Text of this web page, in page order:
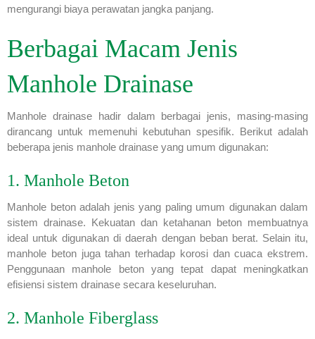
mengurangi biaya perawatan jangka panjang.
Berbagai Macam Jenis
Manhole Drainase
Manhole drainase hadir dalam berbagai jenis, masing-masing
dirancang untuk memenuhi kebutuhan spesifik. Berikut adalah
beberapa jenis manhole drainase yang umum digunakan:
1. Manhole Beton
Manhole beton adalah jenis yang paling umum digunakan dalam
sistem drainase. Kekuatan dan ketahanan beton membuatnya
ideal untuk digunakan di daerah dengan beban berat. Selain itu,
manhole beton juga tahan terhadap korosi dan cuaca ekstrem.
Penggunaan manhole beton yang tepat dapat meningkatkan
efisiensi sistem drainase secara keseluruhan.
2. Manhole Fiberglass